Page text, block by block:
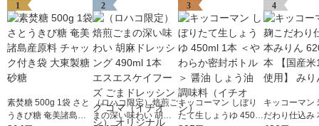
1
素焚糖 500g 1袋 さと
うきび糖 奄美諸島産
2
（ロハコ限定）焙煎ご
まの深い味わい 胡麻
3
キッコーマン しぼり
たて生しょうゆ 450m
4
キッコーマン
だわり仕込み